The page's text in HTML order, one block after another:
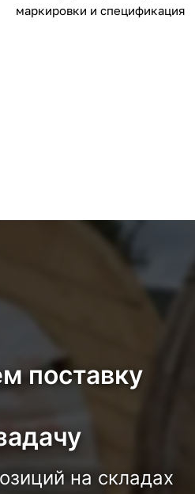
маркировки и спецификация
поставку
на складах